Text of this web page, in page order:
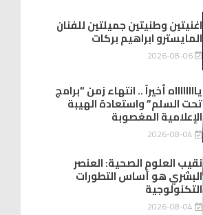
اغنيتين وطنيتين جميلتين للفنان
المايسترو ابراهيم بركات
2026-08-06
يااااااااه أخيراً .. انتهاء زمن “برامج
تحت السلم” واستعادة الهيبة
الإعلامية المغصوبة
2026-08-04
نقيب العلوم الصحية: العنصر
البشري هو أساس التطورات
التكنولوجية
2026-08-04